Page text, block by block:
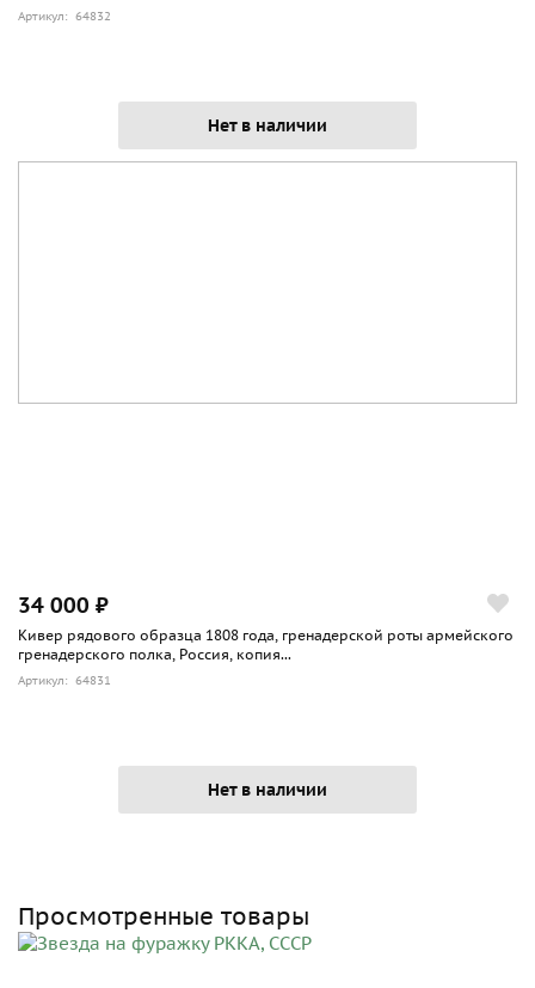
Артикул: 64832
Нет в наличии
34 000 ₽
Кивер рядового образца 1808 года, гренадерской роты армейского
гренадерского полка, Россия, копия...
Артикул: 64831
Нет в наличии
Просмотренные товары